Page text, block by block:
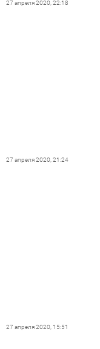
27 апреля 2020, 22:18
27 апреля 2020, 21:24
27 апреля 2020, 15:51